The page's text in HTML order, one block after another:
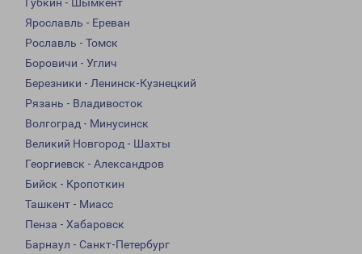
Губкин - Шымкент
Ярославль - Ереван
Рославль - Томск
Боровичи - Углич
Березники - Ленинск-Кузнецкий
Рязань - Владивосток
Волгоград - Минусинск
Великий Новгород - Шахты
Георгиевск - Александров
Бийск - Кропоткин
Ташкент - Миасс
Пенза - Хабаровск
Барнаул - Санкт-Петербург